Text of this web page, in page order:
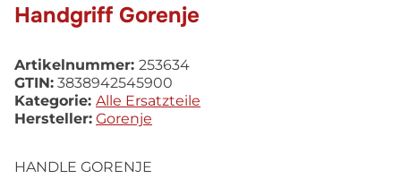
Handgriff Gorenje
Artikelnummer: 253634
GTIN: 3838942545900
Kategorie: Alle Ersatzteile
Hersteller: Gorenje
HANDLE GORENJE